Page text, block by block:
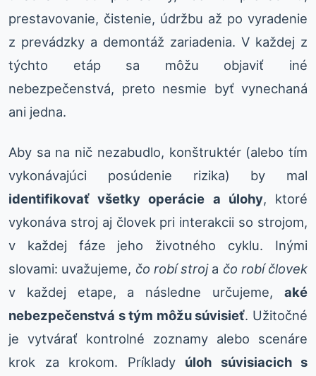
prestavovanie, čistenie, údržbu až po vyradenie
z prevádzky a demontáž zariadenia. V každej z
týchto etáp sa môžu objaviť iné
nebezpečenstvá, preto nesmie byť vynechaná
ani jedna.
Aby sa na nič nezabudlo, konštruktér (alebo tím
vykonávajúci posúdenie rizika) by mal
identifikovať všetky operácie a úlohy, ktoré
vykonáva stroj aj človek pri interakcii so strojom,
v každej fáze jeho životného cyklu. Inými
slovami: uvažujeme, čo robí stroja čo robí človek
v každej etape, a následne určujeme, aké
nebezpečenstvá s tým môžu súvisieť. Užitočné
je vytvárať kontrolné zoznamy alebo scenáre
krok za krokom. Príklady úloh súvisiacich s